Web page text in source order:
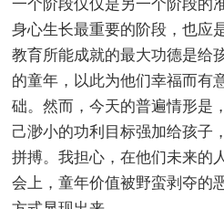
一个阶段仅仅是另一个阶段的
身心生长最重要的阶段，也应
教育所能成就的最大功德是给
的童年，以此为他们幸福而有
础。然而，今天的普遍情形是
己渺小的功利目标强加给孩子
拼搏。我担心，在他们未来的
会上，童年价值被野蛮剥夺的